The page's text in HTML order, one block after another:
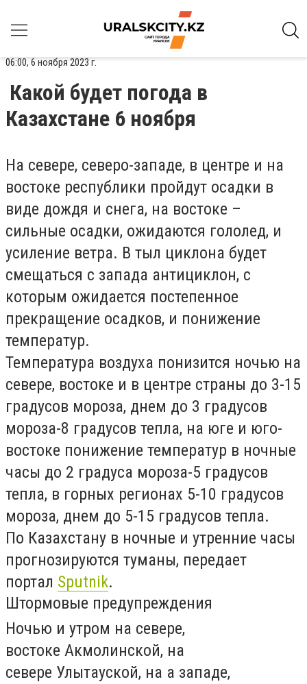
06:00, 6 ноября 2023 г.
Какой будет погода в
Казахстане 6 ноября
На севере, северо-западе, в центре и на
востоке республики пройдут осадки в
виде дождя и снега, на востоке –
сильные осадки, ожидаются гололед, и
усиление ветра. В тыл циклона будет
смещаться с запада антициклон, с
которым ожидается постепенное
прекращение осадков, и понижение
температур.
Температура воздуха понизится ночью на
севере, востоке и в центре страны до 3-15
градусов мороза, днем до 3 градусов
мороза-8 градусов тепла, на юге и юго-
востоке понижение температур в ночные
часы до 2 градуса мороза-5 градусов
тепла, в горных регионах 5-10 градусов
мороза, днем до 5-15 градусов тепла.
По Казахстану в ночные и утренние часы
прогнозируются туманы, передает
портал Sputnik.
Штормовые предупреждения
Ночью и утром на севере,
востоке Акмолинской, на
севере Улытауской, на а западе,